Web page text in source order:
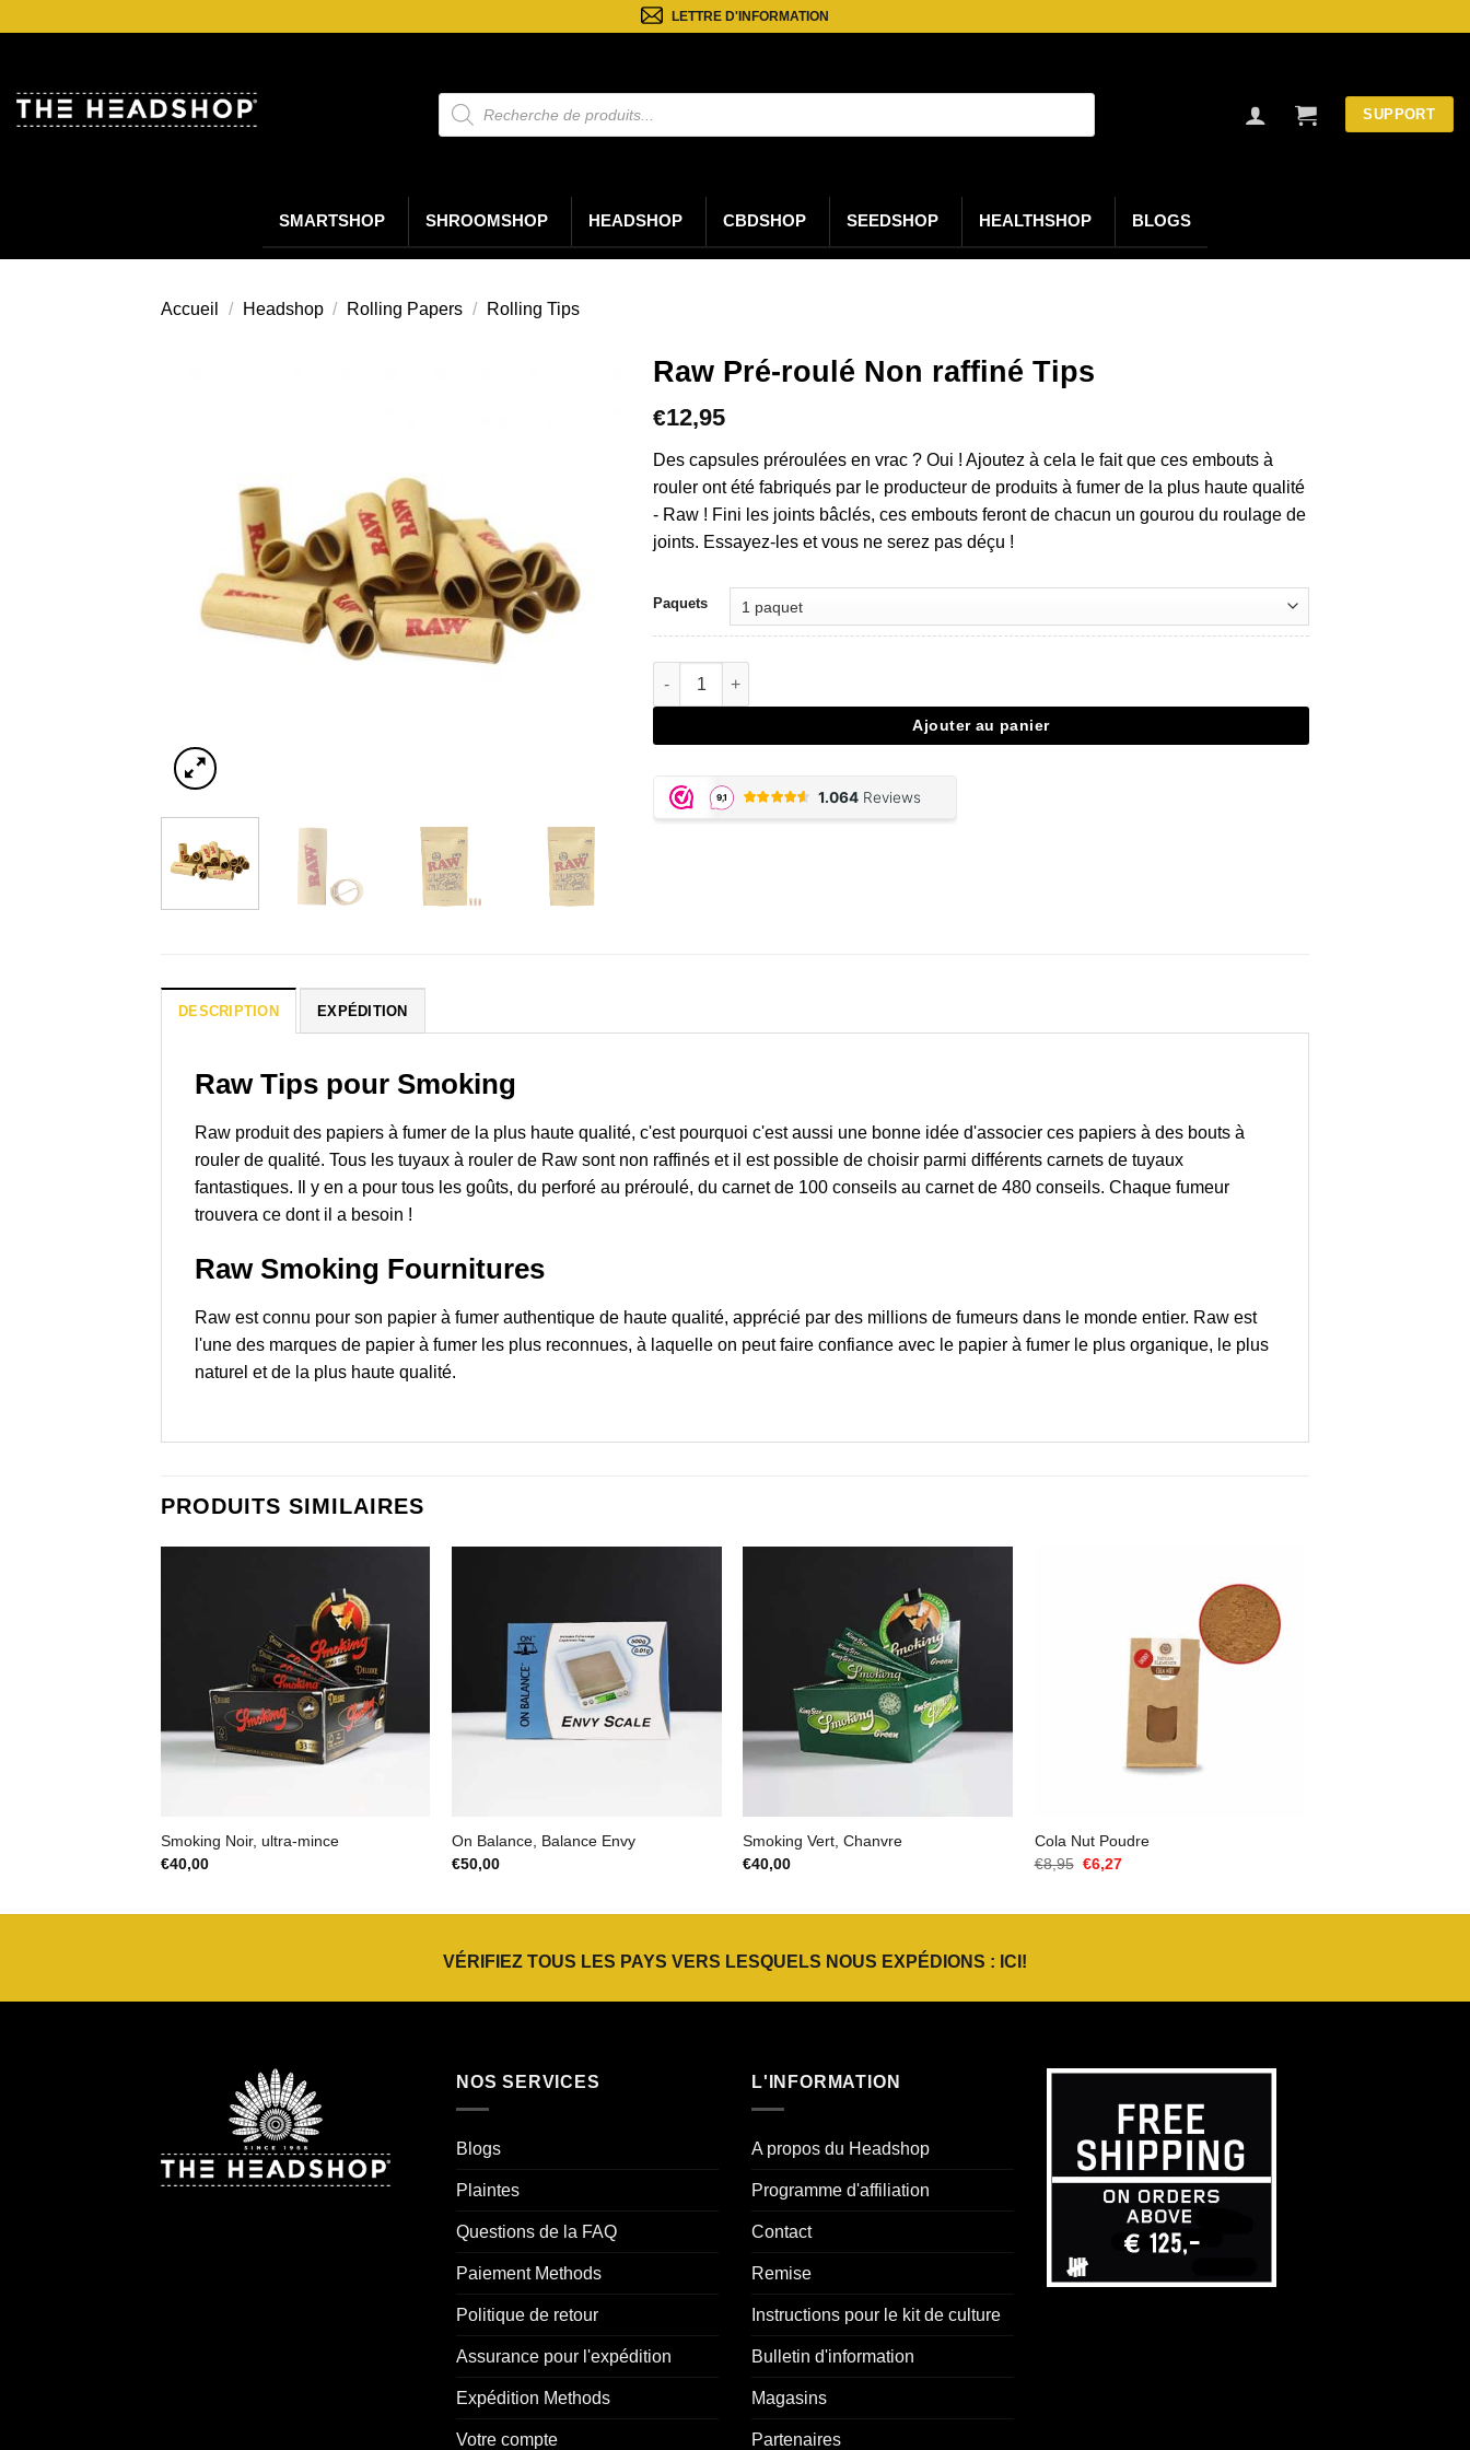
LETTRE D'INFORMATION
Recherche
de
produits
SUPPORT
SMARTSHOP SHROOMSHOP HEADSHOP CBDSHOP SEEDSHOP HEALTHSHOP BLOGS
Accueil / Headshop / Rolling Papers / Rolling Tips
Raw Pré-roulé Non raffiné Tips
€12,95
Des capsules préroulées en vrac ? Oui ! Ajoutez à cela le fait que ces embouts à
rouler ont été fabriqués par le producteur de produits à fumer de la plus haute qualité
- Raw ! Fini les joints bâclés, ces embouts feront de chacun un gourou du roulage de
joints. Essayez-les et vous ne serez pas déçu !
Paquets
quantité de Raw Pre-rolled Unrefined Tips
Ajouter au panier
DESCRIPTION EXPÉDITION
Raw Tips pour Smoking
Raw produit des papiers à fumer de la plus haute qualité, c'est pourquoi c'est aussi une bonne idée d'associer ces papiers à des bouts à
rouler de qualité. Tous les tuyaux à rouler de Raw sont non raffinés et il est possible de choisir parmi différents carnets de tuyaux
fantastiques. Il y en a pour tous les goûts, du perforé au préroulé, du carnet de 100 conseils au carnet de 480 conseils. Chaque fumeur
trouvera ce dont il a besoin !
Raw Smoking Fournitures
Raw est connu pour son papier à fumer authentique de haute qualité, apprécié par des millions de fumeurs dans le monde entier. Raw est
l'une des marques de papier à fumer les plus reconnues, à laquelle on peut faire confiance avec le papier à fumer le plus organique, le plus
naturel et de la plus haute qualité.
PRODUITS SIMILAIRES
Smoking Noir, ultra-mince
€40,00
On Balance, Balance Envy
€50,00
Smoking Vert, Chanvre
€40,00
Cola Nut Poudre
€8,95 Le
prix
€6,27Le
VÉRIFIEZ TOUS LES PAYS VERS LESQUELS NOUS EXPÉDIONS : ICI !
NOS SERVICES
Blogs
Plaintes
Questions de la FAQ
Paiement Methods
Politique de retour
Assurance pour l'expédition
Expédition Methods
Votre compte
L'INFORMATION
A propos du Headshop
Programme d'affiliation
Contact
Remise
Instructions pour le kit de culture
Bulletin d'information
Magasins
Partenaires